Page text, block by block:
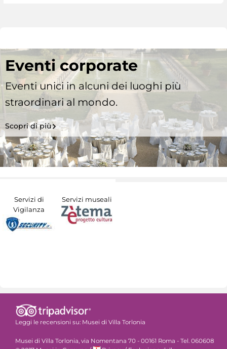
Eventi corporate
Eventi unici in alcuni dei luoghi più
straordinari al mondo.
Scopri di più
Servizi di
Vigilanza
Servizi museali
Leggi le recensioni su: Musei di Villa Torlonia
Musei di Villa Torlonia, via Nomentana 70 - 00161 Roma - Tel. 060608